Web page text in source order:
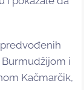
i
Kačmarčik,